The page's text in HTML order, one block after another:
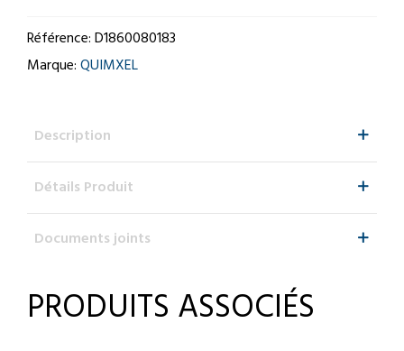
Référence:D1860080183
Marque:QUIMXEL
Description
Détails Produit
Documents joints
PRODUITS ASSOCIÉS